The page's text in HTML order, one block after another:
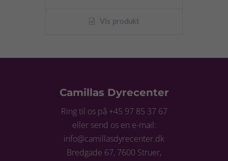
Vis produkt
Camillas Dyrecenter
Ring til os på +45 97 85 37 67
eller send os en e-mail:
info@camillasdyrecenter.dk
Bredgade 67, 7600 Struer,